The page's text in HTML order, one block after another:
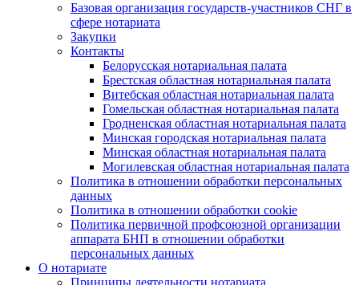
Базовая организация государств-участников СНГ в
сфере нотариата
Закупки
Контакты
Белорусская нотариальная палата
Брестская областная нотариальная палата
Витебская областная нотариальная палата
Гомельская областная нотариальная палата
Гродненская областная нотариальная палата
Минская городская нотариальная палата
Минская областная нотариальная палата
Могилевская областная нотариальная палата
Политика в отношении обработки персональных
данных
Политика в отношении обработки cookie
Политика первичной профсоюзной организации
аппарата БНП в отношении обработки
персональных данных
О нотариате